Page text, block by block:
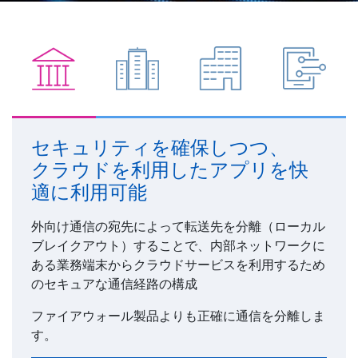
銀
証
券
保
険
電
決
済
セキュリティを確保しつつ、
クラウドを利用したアプリを快
適に利用可能
外向け通信の宛先によって転送先を分離（ローカル
ブレイクアウト）することで、内部ネットワークに
ある業務端末からクラウドサービスを利用するため
のセキュアな通信経路の構成
ファイアウォール製品よりも正確に通信を分離しま
す。